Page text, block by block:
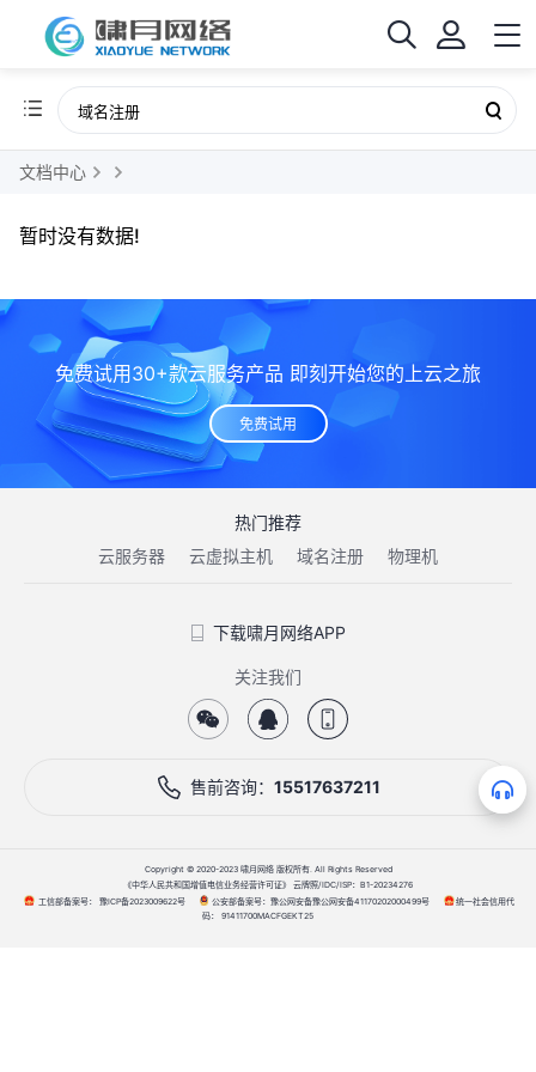
文档中心
暂时没有数据!
免费试用30+款云服务产品 即刻开始您的上云之旅
免费试用
热门推荐
云服务器
云虚拟主机 域名注册 物理机
下载啸月网络APP
关注我们
售前咨询： 15517637211
Copyright © 2020-2023 啸月网络 版权所有. All Rights Reserved
《中华人民共和国增值电信业务经营许可证》 云牌照/IDC/ISP：B1-20234276
工信部备案号： 豫ICP备2023009622号 公安部备案号：豫公网安备豫公网安备41170202000499号
统一社会信用代
码： 91411700MACFGEKT25